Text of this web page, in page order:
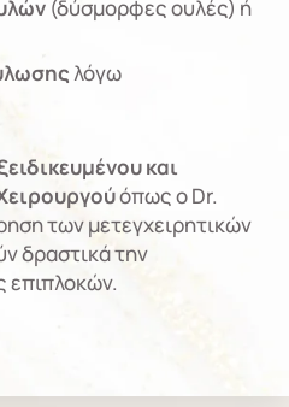
(δύσμορφες ουλές) ή
λόγω
και
όπως ο Dr.
των μετεγχειρητικών
δραστικά την
επιπλοκών.